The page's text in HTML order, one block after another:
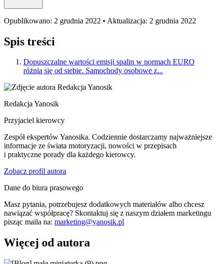
Opublikowano: 2 grudnia 2022 • Aktualizacja: 2 grudnia 2022
Spis treści
Dopuszczalne wartości emisji spalin w normach EURO
różnią się od siebie. Samochody osobowe z...
Redakcja Yanosik
Przyjaciel kierowcy
Zespół ekspertów Yanosika. Codziennie dostarczamy najważniejsze
informacje ze świata motoryzacji, nowości w przepisach
i praktyczne porady dla każdego kierowcy.
Zobacz profil autora
Dane do biura prasowego
Masz pytania, potrzebujesz dodatkowych materiałów albo chcesz
nawiązać współpracę? Skontaktuj się z naszym działem marketingu
pisząc maila na: marketing@yanosik.pl
Więcej od autora